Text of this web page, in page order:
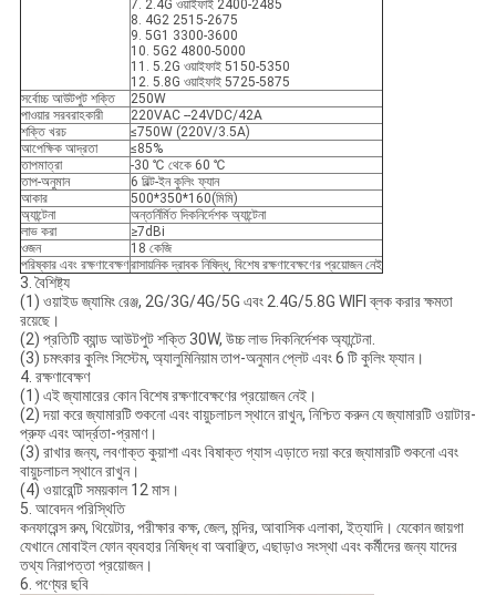
7. 2.4G ওয়াইফাই 2400-2485
8. 4G2 2515-2675
9. 5G1 3300-3600
10. 5G2 4800-5000
11. 5.2G ওয়াইফাই 5150-5350
12. 5.8G ওয়াইফাই 5725-5875
সর্বোচ্চ আউটপুট শক্তি
250W
পাওয়ার সরবরাহকারী
220VAC --24VDC/42A
শক্তি খরচ
≤750W (220V/3.5A)
আপেক্ষিক আদ্রতা
≤85%
তাপমাত্রা
-30 ℃ থেকে 60 ℃
তাপ-অনুমান
6 বিল্ট-ইন কুলিং ফ্যান
আকার
500*350*160(মিমি)
অ্যান্টেনা
অন্তর্নির্মিত দিকনির্দেশক অ্যান্টেনা
লাভ করা
≥7dBi
ওজন
18 কেজি
পরিষ্কার এবং রক্ষণাবেক্ষণরাসায়নিক দ্রাবক নিষিদ্ধ, বিশেষ রক্ষণাবেক্ষণের প্রয়োজন নেই
3. বৈশিষ্ট্য
(1) ওয়াইড জ্যামিং রেঞ্জ, 2G/3G/4G/5G এবং 2.4G/5.8G WIFI ব্লক করার ক্ষমতা
রয়েছে।
(2) প্রতিটি ব্যান্ড আউটপুট শক্তি 30W, উচ্চ লাভ দিকনির্দেশক অ্যান্টেনা.
(3) চমৎকার কুলিং সিস্টেম, অ্যালুমিনিয়াম তাপ-অনুমান প্লেট এবং 6 টি কুলিং ফ্যান।
4. রক্ষণাবেক্ষণ
(1) এই জ্যামারের কোন বিশেষ রক্ষণাবেক্ষণের প্রয়োজন নেই।
(2) দয়া করে জ্যামারটি শুকনো এবং বায়ুচলাচল স্থানে রাখুন, নিশ্চিত করুন যে জ্যামারটি ওয়াটার-
প্রুফ এবং আর্দ্রতা-প্রমাণ।
(3) রাখার জন্য, লবণাক্ত কুয়াশা এবং বিষাক্ত গ্যাস এড়াতে দয়া করে জ্যামারটি শুকনো এবং
বায়ুচলাচল স্থানে রাখুন।
(4) ওয়ারেন্টি সময়কাল 12 মাস।
5. আবেদন পরিস্থিতি
কনফারেন্স রুম, থিয়েটার, পরীক্ষার কক্ষ, জেল, মন্দির, আবাসিক এলাকা, ইত্যাদি। যেকোন জায়গা
যেখানে মোবাইল ফোন ব্যবহার নিষিদ্ধ বা অবাঞ্ছিত, এছাড়াও সংস্থা এবং কর্মীদের জন্য যাদের
তথ্য নিরাপত্তা প্রয়োজন।
6. পণ্যের ছবি